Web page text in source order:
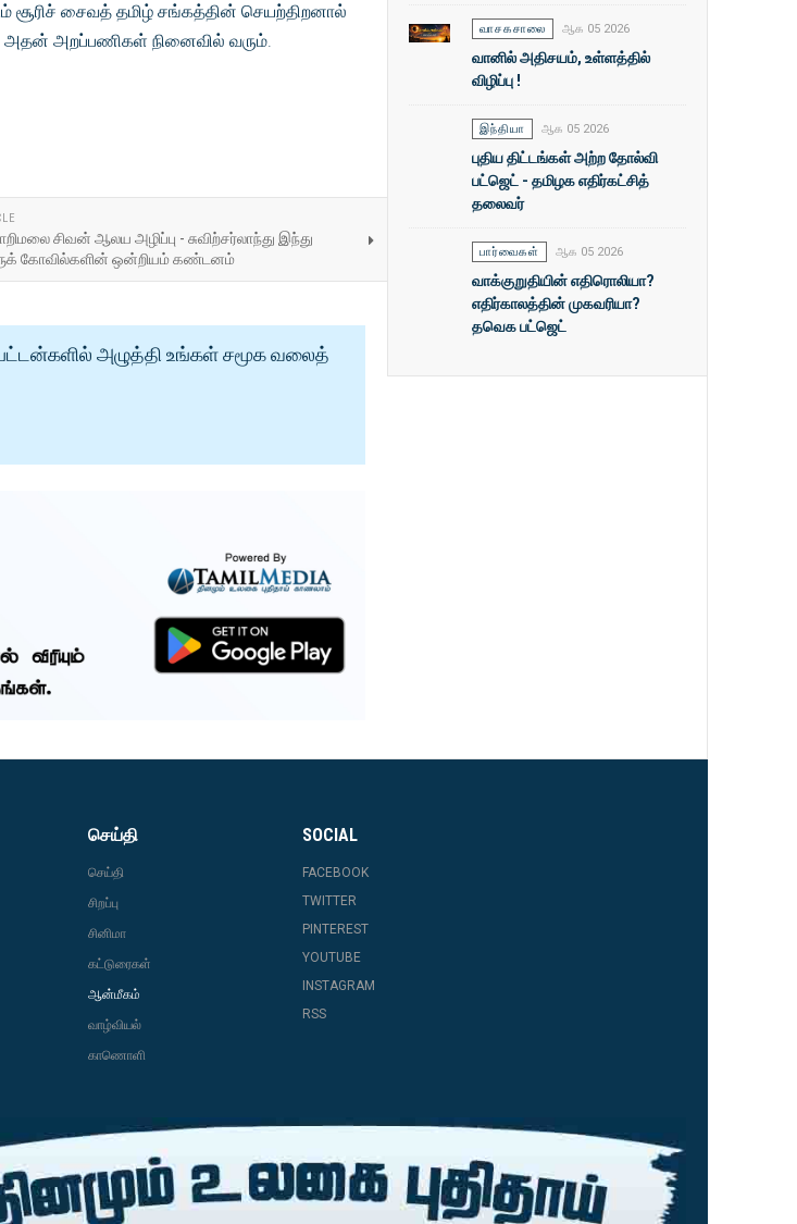
சைவத் தமிழ் சங்கத்தின் செயற்திறனால்
அதன் அறப்பணிகள் நினைவில் வரும்.
சிவன் ஆலய அழிப்பு - சுவிற்சர்லாந்து இந்து
கோவில்களின் ஒன்றியம் கண்டனம்
அழுத்தி உங்கள் சமூக வலைத்
வாசகசாலை ஆக 05 2026
வானில் அதிசயம், உள்ளத்தில்
விழிப்பு !
இந்தியா ஆக 05 2026
புதிய திட்டங்கள் அற்ற தோல்வி
பட்ஜெட் - தமிழக எதிர்கட்சித்
தலைவர்
பார்வைகள் ஆக 05 2026
வாக்குறுதியின் எதிரொலியா?
எதிர்காலத்தின் முகவரியா?
தவெக பட்ஜெட்
செய்தி
செய்தி
சிறப்பு
சினிமா
கட்டுரைகள்
ஆன்மீகம்
வாழ்வியல்
காணொளி
SOCIAL
FACEBOOK
TWITTER
PINTEREST
YOUTUBE
INSTAGRAM
RSS